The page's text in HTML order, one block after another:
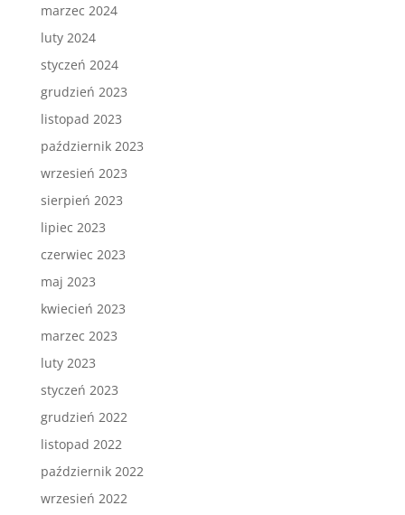
marzec 2024
luty 2024
styczeń 2024
grudzień 2023
listopad 2023
październik 2023
wrzesień 2023
sierpień 2023
lipiec 2023
czerwiec 2023
maj 2023
kwiecień 2023
marzec 2023
luty 2023
styczeń 2023
grudzień 2022
listopad 2022
październik 2022
wrzesień 2022